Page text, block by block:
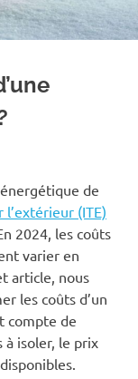
énergétique de
(ITE)
2024, les coûts
varier en
article, nous
les coûts d’un
compte de
à isoler, le prix